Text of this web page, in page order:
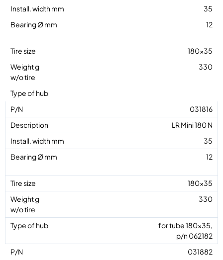
35
12
180×35
330
031816
LR Mini 180 N
35
12
180×35
330
for tube 180×35,
p/n 062182
031882